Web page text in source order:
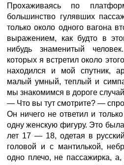
Прохаживаясь по
большинство гулявших
только около одного вагона
выражением, как будто в
нибудь знаменитый
которых я встретил около
находился и мой спутник,
малый умный, теплый и
мы знакомимся в дороге
— Что вы тут смотрите? —
Он ничего не ответил и
одну женскую фигуру. Это
лет 17 — 18, одетая в
головой и с мантилькой,
одно плечо, не пассажирка,